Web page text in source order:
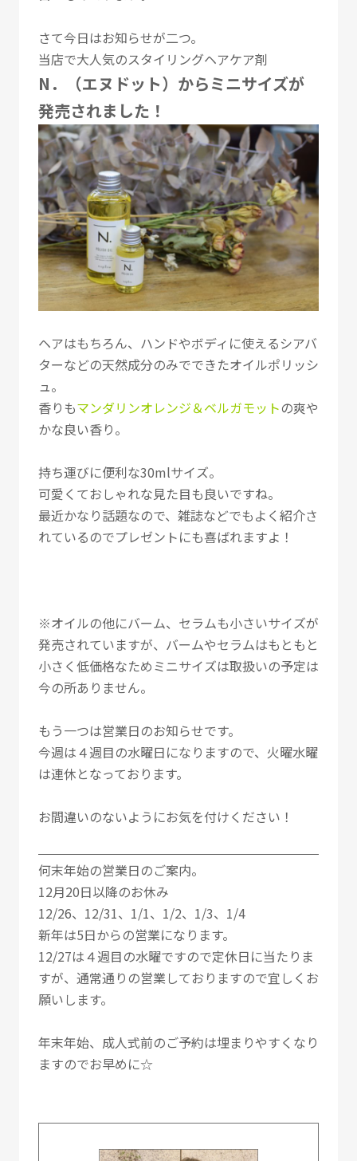
さて今日はお知らせが二つ。
当店で大人気のスタイリングヘアケア剤
N．（エヌドット）からミニサイズが
発売されました！
ヘアはもちろん、ハンドやボディに使えるシアバ
ターなどの天然成分のみでできたオイルポリッシ
ュ。
香りもマンダリンオレンジ＆ベルガモットの爽や
かな良い香り。
持ち運びに便利な30mlサイズ。
可愛くておしゃれな見た目も良いですね。
最近かなり話題なので、雑誌などでもよく紹介さ
れているのでプレゼントにも喜ばれますよ！
※オイルの他にバーム、セラムも小さいサイズが
発売されていますが、バームやセラムはもともと
小さく低価格なためミニサイズは取扱いの予定は
今の所ありません。
もう一つは営業日のお知らせです。
今週は４週目の水曜日になりますので、火曜水曜
は連休となっております。
お間違いのないようにお気を付けください！
何末年始の営業日のご案内。
12月20日以降のお休み
12/26、12/31、1/1、1/2、1/3、1/4
新年は5日からの営業になります。
12/27は４週目の水曜ですので定休日に当たりま
すが、通常通りの営業しておりますので宜しくお
願いします。
年末年始、成人式前のご予約は埋まりやすくなり
ますのでお早めに☆